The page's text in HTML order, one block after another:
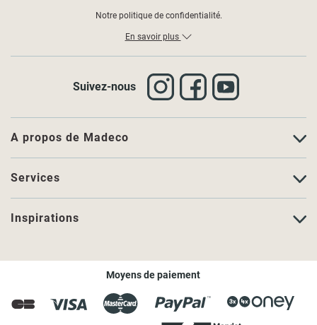
A propos de Madeco
Services
Inspirations
Notre politique de confidentialité.
En savoir plus
Suivez-nous
Moyens de paiement